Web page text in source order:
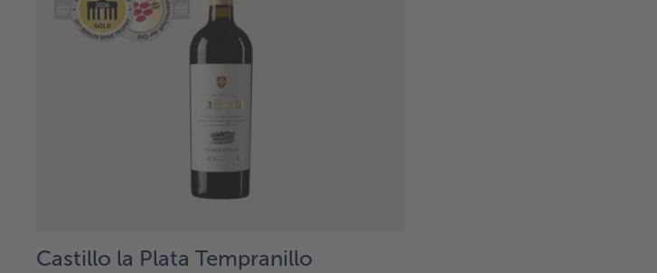
Castillo la Plata Tempranillo